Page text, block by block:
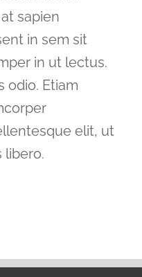
sapien
in sem sit
in ut lectus.
odio. Etiam
elit, ut
libero.